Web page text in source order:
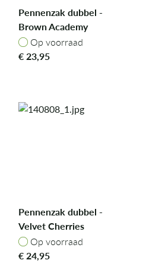
Pennenzak dubbel -
Brown Academy
Op voorraad
Op voorraad
€23,95
Pennenzak dubbel -
Velvet Cherries
Op voorraad
Op voorraad
€24,95